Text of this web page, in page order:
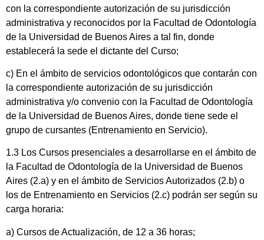
con la correspondiente autorización de su jurisdicción
administrativa y reconocidos por la Facultad de Odontología
de la Universidad de Buenos Aires a tal fin, donde
establecerá la sede el dictante del Curso;
c) En el ámbito de servicios odontológicos que contarán con
la correspondiente autorización de su jurisdicción
administrativa y/o convenio con la Facultad de Odontología
de la Universidad de Buenos Aires, donde tiene sede el
grupo de cursantes (Entrenamiento en Servicio).
1.3 Los Cursos presenciales a desarrollarse en el ámbito de
la Facultad de Odontología de la Universidad de Buenos
Aires (2.a) y en el ámbito de Servicios Autorizados (2.b) o
los de Entrenamiento en Servicios (2.c) podrán ser según su
carga horaria:
a) Cursos de Actualización, de 12 a 36 horas;